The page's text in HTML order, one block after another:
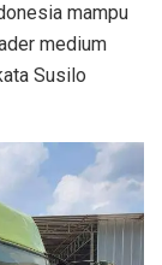
mampu
medium
Susilo